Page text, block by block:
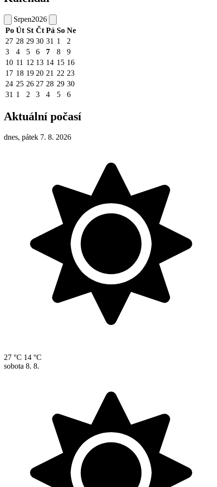
Srpen2026
Po Út St Čt Pá So Ne
27 28 29 30 31 1
2
3
4 5 6 7 8
9
10 11 12 13 14 15 16
17 18 19 20 21 22 23
24 25 26 27 28 29 30
31 1 2 3 4 5 6
Aktuální počasí
dnes, pátek 7. 8. 2026
27 °C 14 °C
sobota 8. 8.